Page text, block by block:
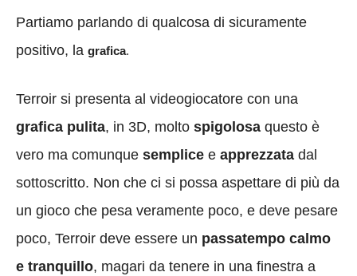
Partiamo parlando di qualcosa di sicuramente
positivo, la grafica.
Terroir si presenta al videogiocatore con una
grafica pulita, in 3D, molto spigolosa questo è
vero ma comunque semplice e apprezzata dal
sottoscritto. Non che ci si possa aspettare di più da
un gioco che pesa veramente poco, e deve pesare
poco, Terroir deve essere un passatempo calmo
e tranquillo, magari da tenere in una finestra a